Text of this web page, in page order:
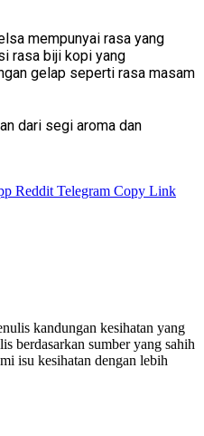
mempunyai rasa yang
rasa biji kopi yang
gelap seperti rasa masam
dari segi aroma dan
Reddit Telegram Copy Link
kandungan kesihatan yang
berdasarkan sumber yang sahih
isu kesihatan dengan lebih